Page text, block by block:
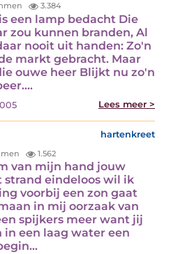
3.384
een lamp bedacht Die
zou kunnen branden, Al
nooit uit handen: Zo'n
markt gebracht. Maar
ouwe heer Blijkt nu zo'n
Lees meer >
hartenkreet
1.562
van mijn hand jouw
strand eindeloos wil ik
voorbij een zon gaat
in mij oorzaak van
spijkers meer want jij
in een laag water een